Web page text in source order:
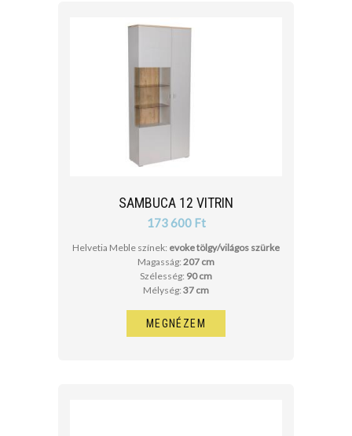
SAMBUCA 12 VITRIN
173 600 Ft
Helvetia Meble színek: evoke tölgy/világos szürke
Magasság: 207 cm
Szélesség: 90 cm
Mélység: 37 cm
MEGNÉZEM